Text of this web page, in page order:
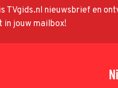
TVgids.nl nieuwsbrief en
jouw mailbox!